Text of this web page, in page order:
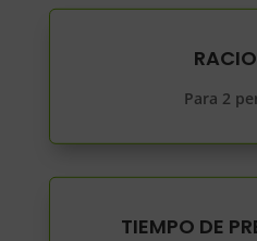
Para 2
TIEMPO DE